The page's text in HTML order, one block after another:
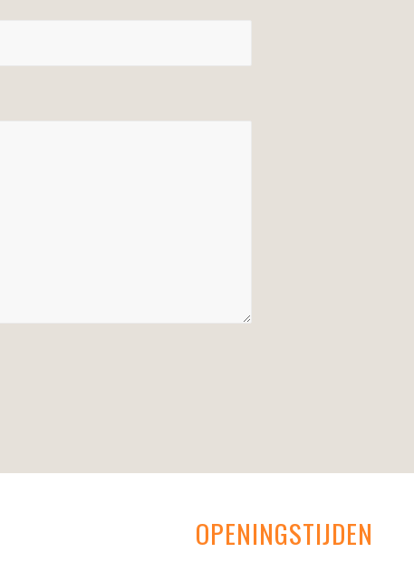
OPENINGSTIJDEN